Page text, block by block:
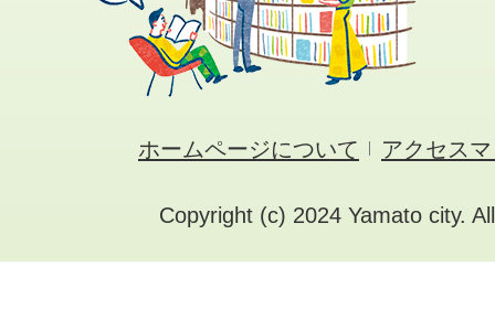
ホームページについて アクセス
Copyright (c) 2024 Yamato city.